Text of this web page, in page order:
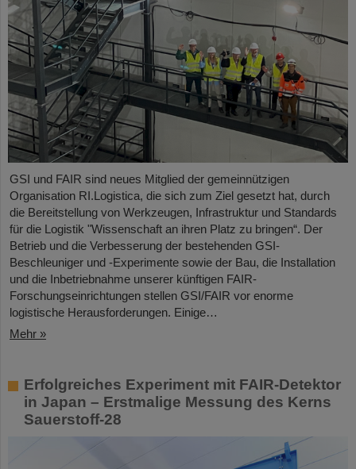
GSI und FAIR sind neues Mitglied der gemeinnützigen
Organisation RI.Logistica, die sich zum Ziel gesetzt hat, durch
die Bereitstellung von Werkzeugen, Infrastruktur und Standards
für die Logistik "Wissenschaft an ihren Platz zu bringen“. Der
Betrieb und die Verbesserung der bestehenden GSI-
Beschleuniger und -Experimente sowie der Bau, die Installation
und die Inbetriebnahme unserer künftigen FAIR-
Forschungseinrichtungen stellen GSI/FAIR vor enorme
logistische Herausforderungen. Einige…
Mehr »
Erfolgreiches Experiment mit FAIR-Detektor
in Japan – Erstmalige Messung des Kerns
Sauerstoff-28